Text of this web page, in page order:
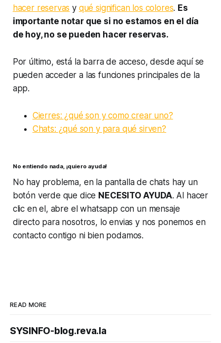
hacer reservas y qué significan los colores. Es
importante notar que si no estamos en el día
de hoy, no se pueden hacer reservas.
Por último, está la barra de acceso, desde aquí se
pueden acceder a las funciones principales de la
app.
Cierres: ¿qué son y como crear uno?
Chats: ¿qué son y para qué sirven?
No entiendo nada, ¡quiero ayuda!
No hay problema, en la pantalla de chats hay un
botón verde que dice NECESITO AYUDA. Al hacer
clic en el, abre el whatsapp con un mensaje
directo para nosotros, lo envias y nos ponemos en
contacto contigo ni bien podamos.
READ MORE
SYSINFO-blog.reva.la